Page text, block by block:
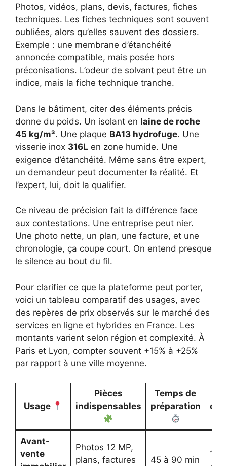
Photos, vidéos, plans, devis, factures, fiches
techniques. Les fiches techniques sont souvent
oubliées, alors qu’elles sauvent des dossiers.
Exemple : une membrane d’étanchéité
annoncée compatible, mais posée hors
préconisations. L’odeur de solvant peut être un
indice, mais la fiche technique tranche.
Dans le bâtiment, citer des éléments précis
donne du poids. Un isolant en laine de roche
45 kg/m³. Une plaque BA13 hydrofuge. Une
visserie inox 316L en zone humide. Une
exigence d’étanchéité. Même sans être expert,
un demandeur peut documenter la réalité. Et
l’expert, lui, doit la qualifier.
Ce niveau de précision fait la différence face
aux contestations. Une entreprise peut nier.
Une photo nette, un plan, une facture, et une
chronologie, ça coupe court. On entend presque
le silence au bout du fil.
Pour clarifier ce que la plateforme peut porter,
voici un tableau comparatif des usages, avec
des repères de prix observés sur le marché des
services en ligne et hybrides en France. Les
montants varient selon région et complexité. À
Paris et Lyon, compter souvent +15% à +25%
par rapport à une ville moyenne.
Usage
Pièces
indispensables
Temps de
préparation
Avant-
vente
Photos 12 MP,
plans, factures
45 à 90 min
150